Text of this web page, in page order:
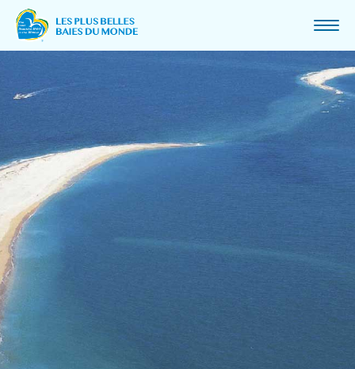
MOT DU PRÉSIDENT
MISSION ET VALEURS
CHARTE
PROJETS ET PARTENARIAT
ACTUALITÉS